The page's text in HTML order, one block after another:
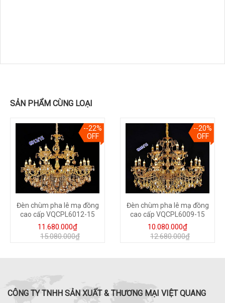
SẢN PHẨM CÙNG LOẠI
--22%
OFF
Đèn chùm pha lê mạ đồng
cao cấp VQCPL6012-15
11.680.000₫
15.080.000₫
--20%
OFF
Đèn chùm pha lê mạ đồng
cao cấp VQCPL6009-15
10.080.000₫
12.680.000₫
CÔNG TY TNHH SẢN XUẤT & THƯƠNG MẠI VIỆT QUANG